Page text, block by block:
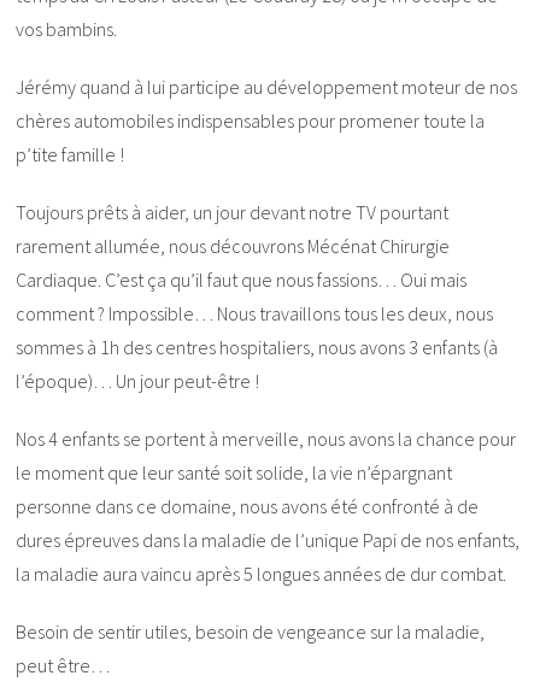
vos bambins.
Jérémy quand à lui participe au développement moteur de nos
chères automobiles indispensables pour promener toute la
p’tite famille !
Toujours prêts à aider, un jour devant notre TV pourtant
rarement allumée, nous découvrons Mécénat Chirurgie
Cardiaque. C’est ça qu’il faut que nous fassions… Oui mais
comment ? Impossible… Nous travaillons tous les deux, nous
sommes à 1h des centres hospitaliers, nous avons 3 enfants (à
l’époque)… Un jour peut-être !
Nos 4 enfants se portent à merveille, nous avons la chance pour
le moment que leur santé soit solide, la vie n’épargnant
personne dans ce domaine, nous avons été confronté à de
dures épreuves dans la maladie de l’unique Papi de nos enfants,
la maladie aura vaincu après 5 longues années de dur combat.
Besoin de sentir utiles, besoin de vengeance sur la maladie,
peut être…